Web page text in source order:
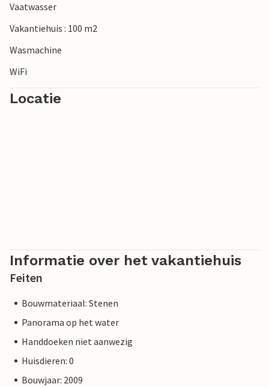
Vaatwasser
Vakantiehuis : 100 m2
Wasmachine
WiFi
Locatie
Informatie over het vakantiehuis
Feiten
Bouwmateriaal: Stenen
Panorama op het water
Handdoeken niet aanwezig
Huisdieren: 0
Bouwjaar: 2009